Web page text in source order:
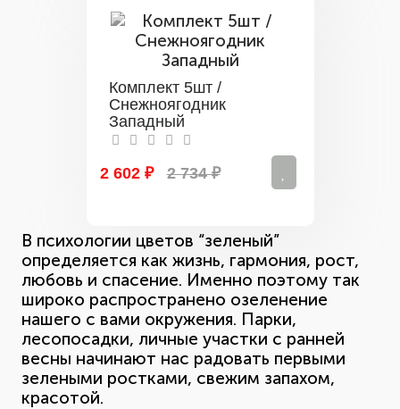
Комплект 5шт /
Снежноягодник
Западный
2 602 ₽ 2 734 ₽
В психологии цветов “зеленый”
определяется как жизнь, гармония, рост,
любовь и спасение. Именно поэтому так
широко распространено озеленение
нашего с вами окружения. Парки,
лесопосадки, личные участки с ранней
весны начинают нас радовать первыми
зелеными ростками, свежим запахом,
красотой.